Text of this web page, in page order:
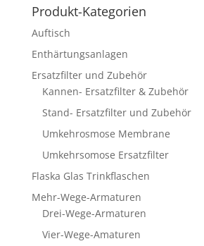
Produkt-Kategorien
Auftisch
Enthärtungsanlagen
Ersatzfilter und Zubehör
Kannen- Ersatzfilter & Zubehör
Stand- Ersatzfilter und Zubehör
Umkehrosmose Membrane
Umkehrsomose Ersatzfilter
Flaska Glas Trinkflaschen
Mehr-Wege-Armaturen
Drei-Wege-Armaturen
Vier-Wege-Amaturen